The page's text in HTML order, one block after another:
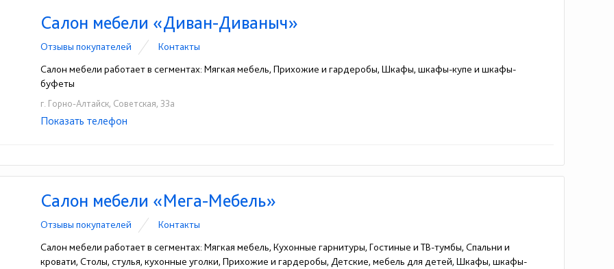
Салон мебели «Диван-Диваныч»
Отзывы покупателей
Контакты
Салон мебели работает в сегментах: Мягкая мебель, Прихожие и гардеробы, Шкафы, шкафы-купе и шкафы-
буфеты
г. Горно-Алтайск, Советская, 33а
☎+7(38849)2-28-39
Показать телефон
Салон мебели «Мега-Мебель»
Отзывы покупателей
Контакты
Салон мебели работает в сегментах: Мягкая мебель, Кухонные гарнитуры, Гостиные и ТВ-тумбы, Спальни и
кровати, Столы, стулья, кухонные уголки, Прихожие и гардеробы, Детские, мебель для детей, Шкафы, шкафы-